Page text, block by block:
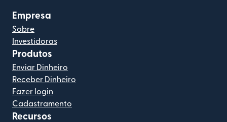
Empresa
Sobre
Investidoras
Produtos
Enviar Dinheiro
Receber Dinheiro
Fazer login
Cadastramento
Recursos